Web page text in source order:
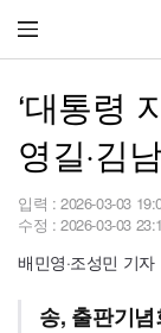
‘대통령
영길·김
입력 : 2026-03-03
수정 : 2026-03-03
배민영·조성민 기자
송, 출판기